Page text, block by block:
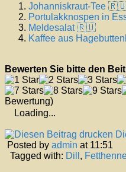
Johanniskraut-Tee
Portulakknospen in
Meldesalat 🇷🇺
Kaffee aus
Bewerten Sie bitte den
Bewertung)
Loading...
Posted by admin at 11:51
Tagged with: Dill ,